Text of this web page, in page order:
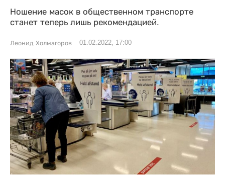
Ношение масок в общественном транспорте
станет теперь лишь рекомендацией.
Леонид Холмагоров 01.02.2022, 17:00